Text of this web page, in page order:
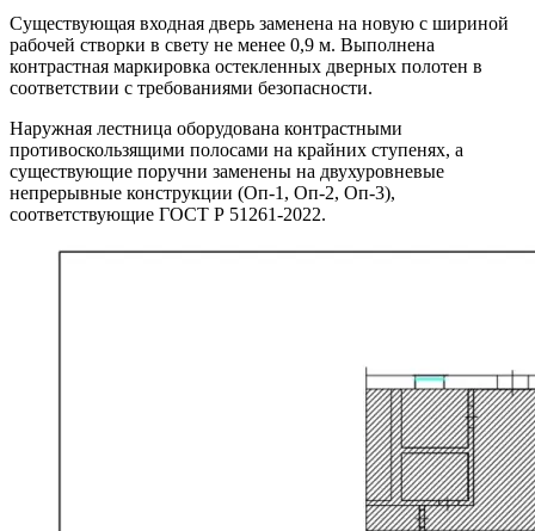
Существующая входная дверь заменена на новую с шириной
рабочей створки в свету не менее 0,9 м. Выполнена
контрастная маркировка остекленных дверных полотен в
соответствии с требованиями безопасности.
Наружная лестница оборудована контрастными
противоскользящими полосами на крайних ступенях, а
существующие поручни заменены на двухуровневые
непрерывные конструкции (Оп-1, Оп-2, Оп-3),
соответствующие ГОСТ Р 51261-2022.